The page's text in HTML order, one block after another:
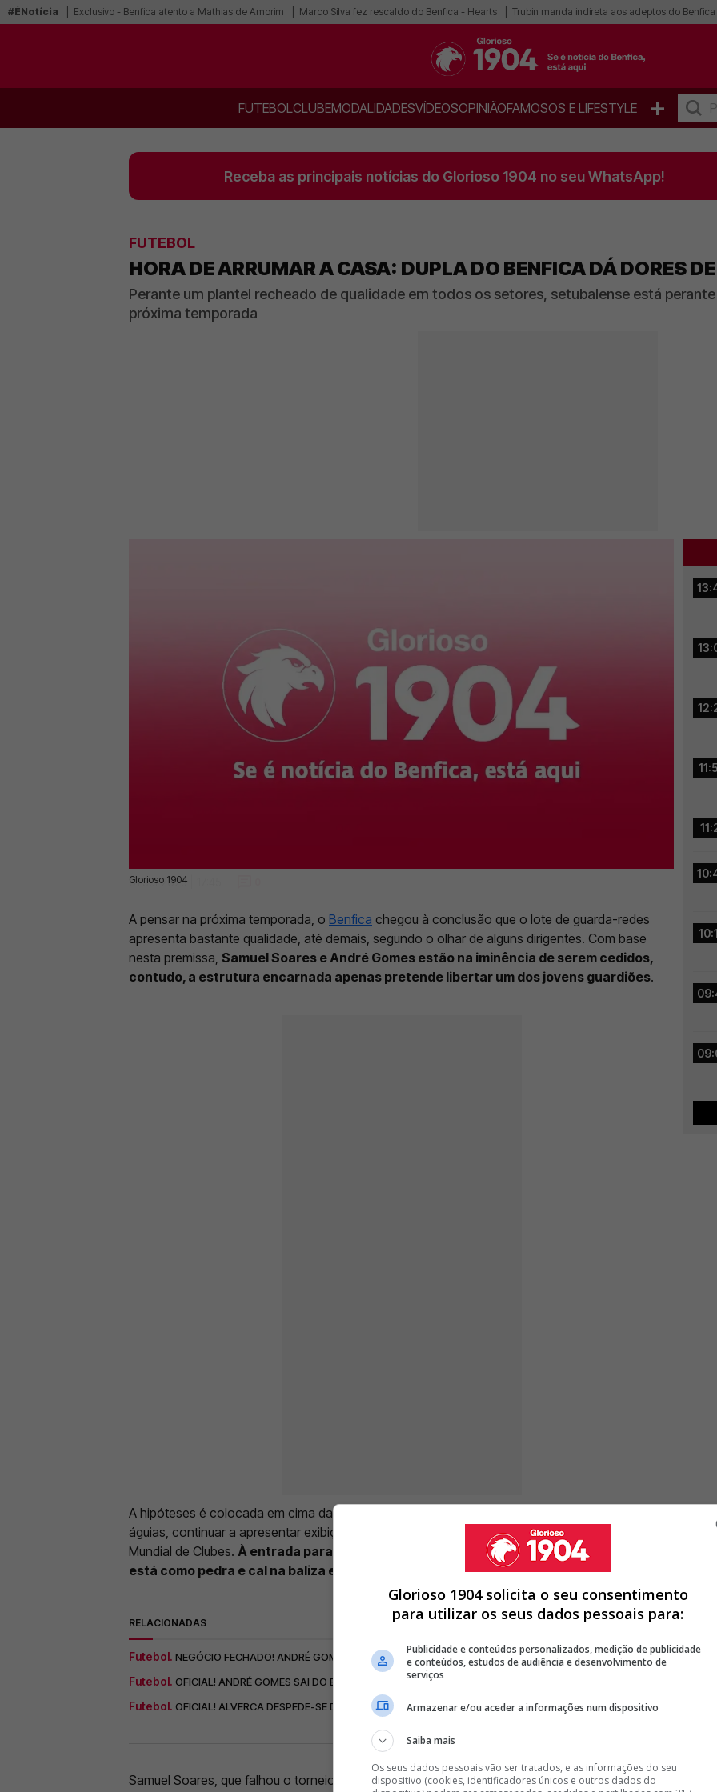
#ÉNotícia Exclusivo - Benfica atento a Mathias de Amorim Marco Silva fez rescaldo do Benfica - Hearts Trubin manda indireta aos adeptos do Benfica
FUTEBOLCLUBEMODALIDADESVÍDEOSOPINIÃOFAMOSOS E LIFESTYLE +
Receba as principais notícias do Glorioso 1904 no seu WhatsApp!
FUTEBOL
HORA DE ARRUMAR A CASA: DUPLA DO BENFICA DÁ DORES
Perante um plantel recheado de qualidade em todos os setores, setubalense está
próxima temporada
Glorioso 1904
01 Jul 2025 | 17:45 |
A pensar na próxima temporada, o Benfica chegou à conclusão que o lote de guarda-redes
apresenta bastante qualidade, até demais, segundo o olhar de alguns dirigentes. Com base
nesta premissa, Samuel Soares e André Gomes estão na iminência de serem cedidos,
contudo, a estrutura encarnada apenas pretende libertar um dos jovens guardiões.
A hipóteses é colocada em cima da mesa devido ao facto de Anatoliy Trubin, habitual titular das
águias, continuar a apresentar exibições muito acima da média, como foi por exemplo no
Mundial de Clubes. À entrada para a sua 3.ª temporada de águia ao peito, o ucraniano
está como pedra e cal na baliza encarnada
RELACIONADAS
Futebol. NEGÓCIO FECHADO! ANDRÉ GOMES DE SAÍDA EM DEFINITIVO DO BENFICA
Futebol. OFICIAL! ANDRÉ GOMES SAI DO BENFICA E VAI PARA CLUBE DA TERCEIRA DIVISÃO
Futebol. OFICIAL! ALVERCA DESPEDE-SE DE JOGADOR QUE VAI TRABALHAR COM MARCO SILVA NO BENFICA
< >
Samuel Soares, que falhou o torneio realizado nos Estados Unidos para participar no Europeu
Glorioso 1904 solicita o seu consentimento
para utilizar os seus dados pessoais para:
Publicidade e conteúdos personalizados, medição de publicidade
e conteúdos, estudos de audiência e desenvolvimento de
serviços
Armazenar e/ou aceder a informações num dispositivo
Saiba mais
Os seus dados pessoais vão ser tratados, e as informações do seu
dispositivo (cookies, identificadores únicos e outros dados do